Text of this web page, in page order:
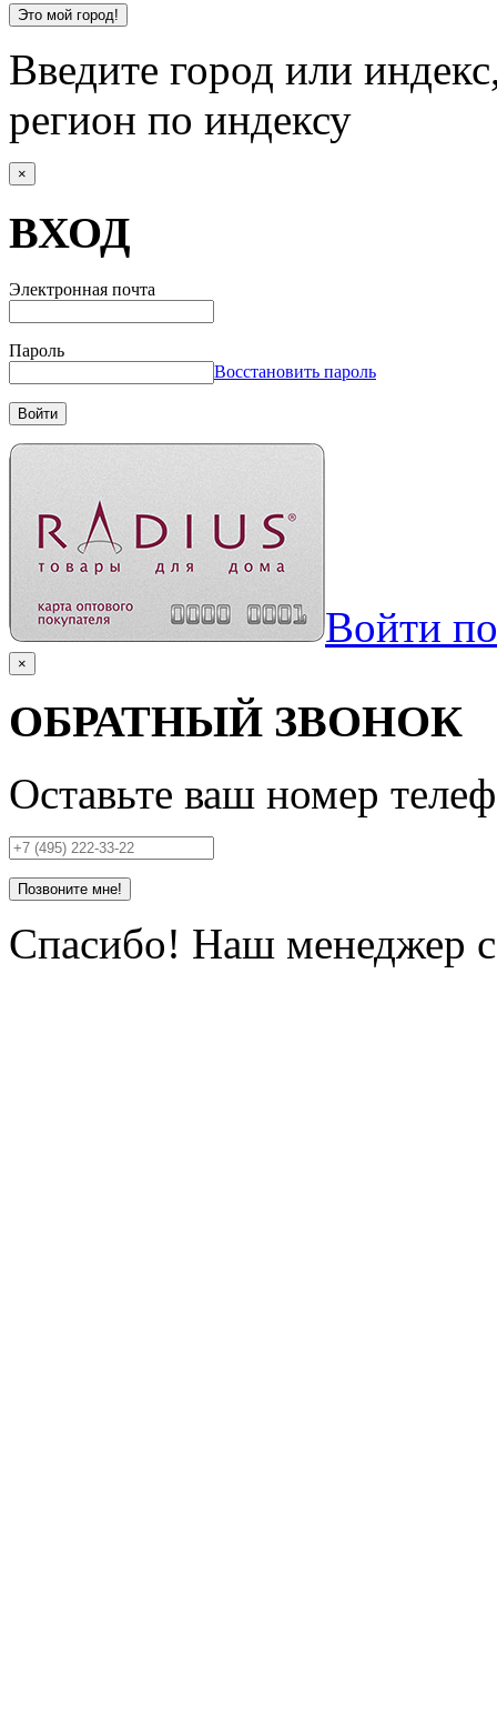
Это мой город!
Введите город или
регион по индексу
×
ВХОД
Электронная почта
Пароль
Восстановить пароль
Войти
Войти
×
ОБРАТНЫЙ ЗВОНОК
Оставьте ваш номер
Позвоните мне!
Спасибо! Наш менеджер